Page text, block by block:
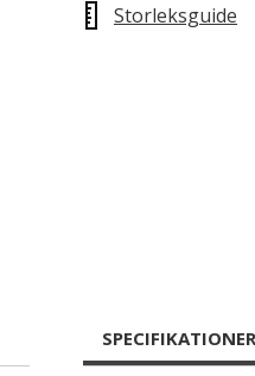
Storleksguide
SPECIFIKATIONER